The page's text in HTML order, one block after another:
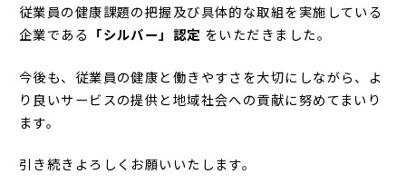
従業員の健康課題の把握及び具体的な取組を実施している
企業である 「シルバー」認定 をいただきました。
今後も、従業員の健康と働きやすさを大切にしながら、よ
り良いサービスの提供と地域社会への貢献に努めてまいり
ます。
引き続きよろしくお願いいたします。